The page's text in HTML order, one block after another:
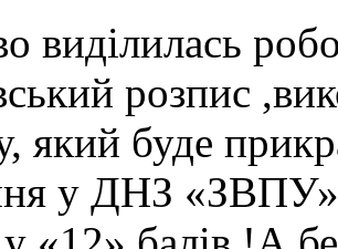
виділилась
розпис
який буде
у ДНЗ